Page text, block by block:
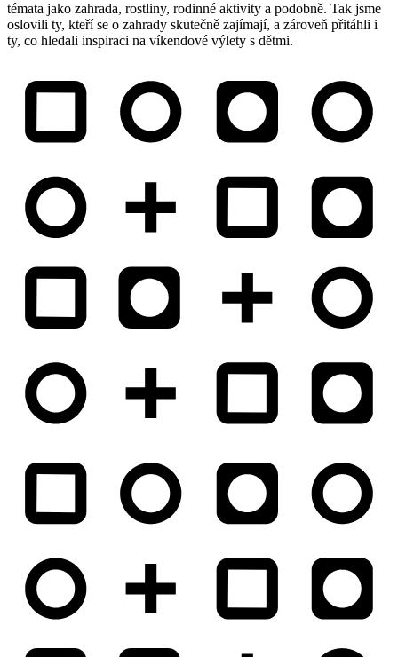
témata jako zahrada, rostliny, rodinné aktivity a podobně. Tak jsme
oslovili ty, kteří se o zahrady skutečně zajímají, a zároveň přitáhli i
ty, co hledali inspiraci na víkendové výlety s dětmi.